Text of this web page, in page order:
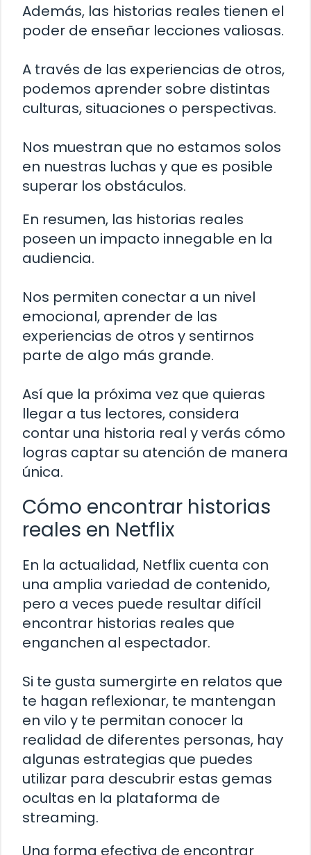
Además, las historias reales tienen el
poder de enseñar lecciones valiosas.
A través de las experiencias de otros,
podemos aprender sobre distintas
culturas, situaciones o perspectivas.
Nos muestran que no estamos solos
en nuestras luchas y que es posible
superar los obstáculos.
En resumen, las historias reales
poseen un impacto innegable en la
audiencia.
Nos permiten conectar a un nivel
emocional, aprender de las
experiencias de otros y sentirnos
parte de algo más grande.
Así que la próxima vez que quieras
llegar a tus lectores, considera
contar una historia real y verás cómo
logras captar su atención de manera
única.
Cómo encontrar historias
reales en Netflix
En la actualidad, Netflix cuenta con
una amplia variedad de contenido,
pero a veces puede resultar difícil
encontrar historias reales que
enganchen al espectador.
Si te gusta sumergirte en relatos que
te hagan reflexionar, te mantengan
en vilo y te permitan conocer la
realidad de diferentes personas, hay
algunas estrategias que puedes
utilizar para descubrir estas gemas
ocultas en la plataforma de
streaming.
Una forma efectiva de encontrar